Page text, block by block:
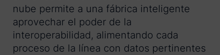
nube permite a una fábrica inteligente
aprovechar el poder de la
interoperabilidad, alimentando cada
proceso de la línea con datos pertinentes